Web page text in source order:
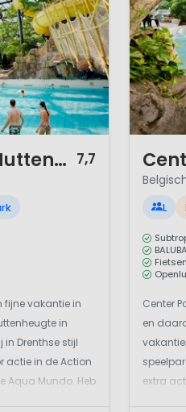
Center Parcs De Huttenheugte 7,7
fijne vakantie in
in
in Drenthse stijl
actie in de Action
Aqua Mundo. Heb
L
Center
en
extra